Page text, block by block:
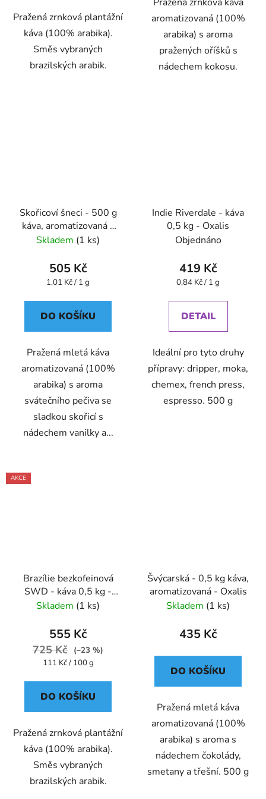
Pražená zrnková plantážní
káva (100% arabika).
Směs vybraných
brazilských arabik.
aromatizovaná (100%
arabika) s aroma
pražených oříšků s
nádechem kokosu.
Skořicoví šneci - 500 g
káva, aromatizovaná -
Oxalis
Skladem (1 ks)
505 Kč
Měrná
1,01 Kč / 1 g
DO KOŠÍKU
Pražená mletá káva
aromatizovaná (100%
arabika) s aroma
svátečního pečiva se
sladkou skořicí s
nádechem vanilky a...
Indie Riverdale - káva
0,5 kg - Oxalis
Objednáno
419 Kč
Měrná
0,84 Kč / 1 g
DETAIL
Ideální pro tyto druhy
přípravy: dripper, moka,
chemex, french press,
espresso. 500 g
AKCE
Brazílie bezkofeinová
SWD - káva 0,5 kg -
Oxalis
Skladem (1 ks)
555 Kč
725 Kč
(–23 %)
Měrná
111 Kč / 100 g
DO KOŠÍKU
Pražená zrnková plantážní
káva (100% arabika).
Směs vybraných
brazilských arabik.
Švýcarská - 0,5 kg káva,
aromatizovaná - Oxalis
Skladem (1 ks)
435 Kč
DO KOŠÍKU
Pražená mletá káva
aromatizovaná (100%
arabika) s aroma s
nádechem čokolády,
smetany a třešní. 500 g